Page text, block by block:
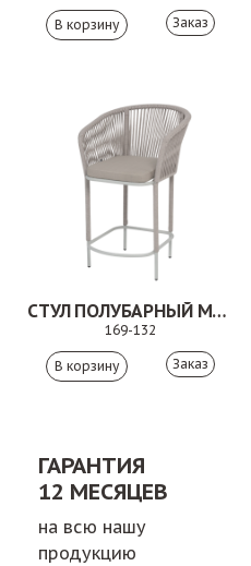
Заказ
СТУЛ ПОЛУБАРНЫЙ МАРСЕЛЬ БЕЖЕВЫЙ
169-132
Заказ
ГАРАНТИЯ
12 МЕСЯЦЕВ
на всю нашу
продукцию